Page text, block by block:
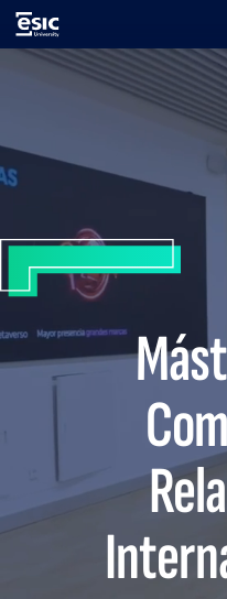
Pasar
contenido